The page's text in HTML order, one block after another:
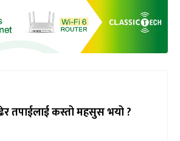
तपाईलाई कस्तो महसुस भयो ?